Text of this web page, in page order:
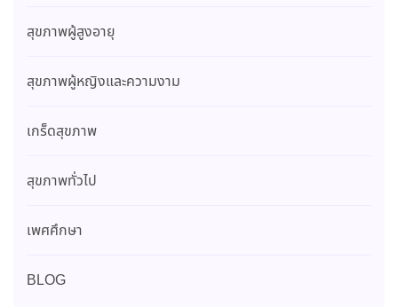
สุขภาพผู้สูงอายุ
สุขภาพผู้หญิงและความงาม
เกร็ดสุขภาพ
สุขภาพทั่วไป
เพศศึกษา
BLOG